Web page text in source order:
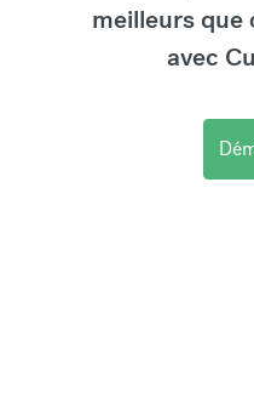
meilleurs que
avec